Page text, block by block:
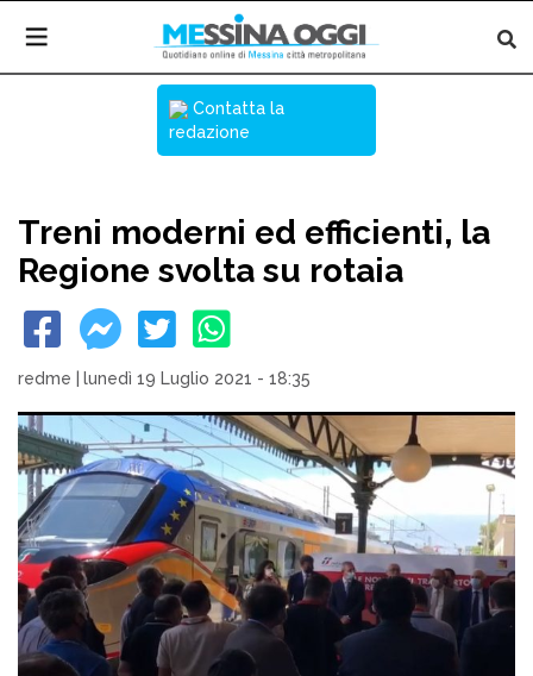
Contatta la
redazione
Treni moderni ed efficienti, la
Regione svolta su rotaia
redme lunedì 19 Luglio 2021 - 18:35